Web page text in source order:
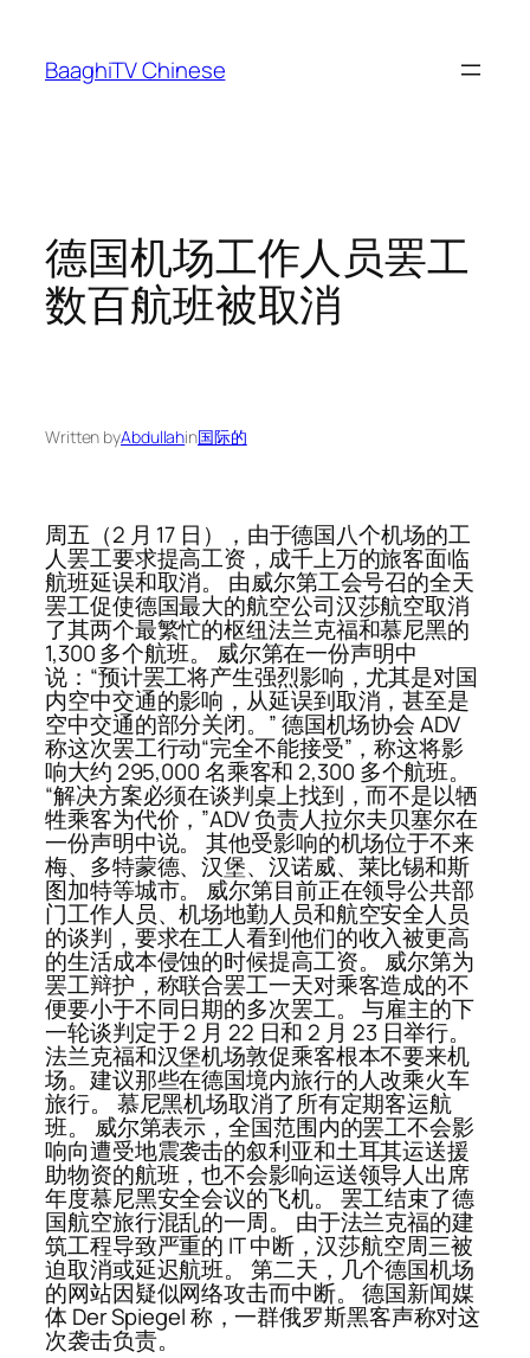
content
BaaghiTV Chinese
德国机场工作人员罢工
数百航班被取消
Written byAbdullahin国际的
周五（2 月 17 日），由于德国八个机场的工
人罢工要求提高工资，成千上万的旅客面临
航班延误和取消。 由威尔第工会号召的全天
罢工促使德国最大的航空公司汉莎航空取消
了其两个最繁忙的枢纽法兰克福和慕尼黑的
1,300 多个航班。 威尔第在一份声明中
说：“预计罢工将产生强烈影响，尤其是对国
内空中交通的影响，从延误到取消，甚至是
空中交通的部分关闭。” 德国机场协会 ADV
称这次罢工行动“完全不能接受”，称这将影
响大约 295,000 名乘客和 2,300 多个航班。
“解决方案必须在谈判桌上找到，而不是以牺
牲乘客为代价，”ADV 负责人拉尔夫贝塞尔在
一份声明中说。 其他受影响的机场位于不来
梅、多特蒙德、汉堡、汉诺威、莱比锡和斯
图加特等城市。 威尔第目前正在领导公共部
门工作人员、机场地勤人员和航空安全人员
的谈判，要求在工人看到他们的收入被更高
的生活成本侵蚀的时候提高工资。 威尔第为
罢工辩护，称联合罢工一天对乘客造成的不
便要小于不同日期的多次罢工。 与雇主的下
一轮谈判定于 2 月 22 日和 2 月 23 日举行。
法兰克福和汉堡机场敦促乘客根本不要来机
场。建议那些在德国境内旅行的人改乘火车
旅行。 慕尼黑机场取消了所有定期客运航
班。 威尔第表示，全国范围内的罢工不会影
响向遭受地震袭击的叙利亚和土耳其运送援
助物资的航班，也不会影响运送领导人出席
年度慕尼黑安全会议的飞机。 罢工结束了德
国航空旅行混乱的一周。 由于法兰克福的建
筑工程导致严重的 IT 中断，汉莎航空周三被
迫取消或延迟航班。 第二天，几个德国机场
的网站因疑似网络攻击而中断。 德国新闻媒
体 Der Spiegel 称，一群俄罗斯黑客声称对这
次袭击负责。